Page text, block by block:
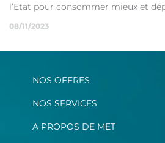
l’E­tat pour consom­mer mieux et
08/11/2023
NOS OFFRES
NOS SERVICES
A PROPOS DE MET